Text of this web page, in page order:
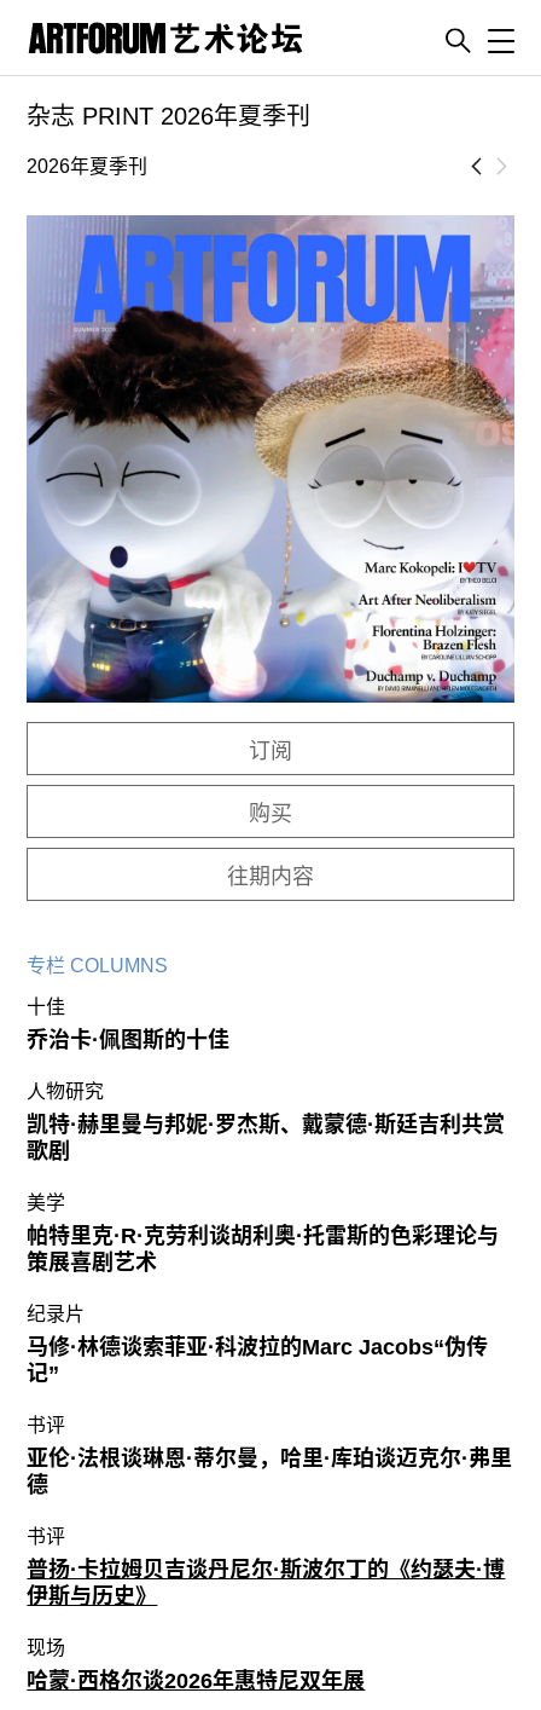
artguide
新闻
ENGLISH
ART & EDUCATION
广告
订阅
往期内容
联系我们
关注我们
杂志 PRINT 2026年夏季刊
2026年夏季刊
订阅
购买
往期内容
专栏 COLUMNS
十佳
乔治卡·佩图斯的十佳
人物研究
凯特·赫里曼与邦妮·罗杰斯、戴蒙德·斯廷吉利共赏
歌剧
美学
帕特里克·R·克劳利谈胡利奥·托雷斯的色彩理论与
策展喜剧艺术
纪录片
马修·林德谈索菲亚·科波拉的Marc Jacobs“伪传
记”
书评
亚伦·法根谈琳恩·蒂尔曼，哈里·库珀谈迈克尔·弗里
德
书评
普扬·卡拉姆贝吉谈丹尼尔·斯波尔丁的《约瑟夫·博
伊斯与历史》
现场
哈蒙·西格尔谈2026年惠特尼双年展